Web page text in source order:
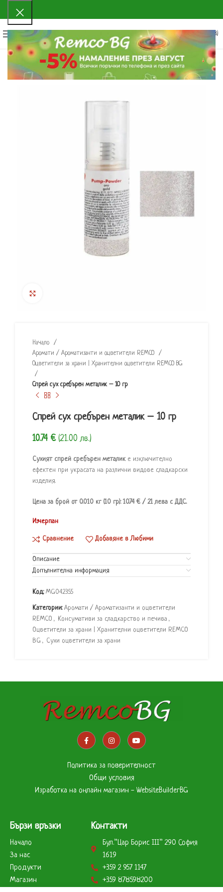
МЕНЮ
0
0.00€ (0.00 ЛВ.)
Начало
Аромати / Ароматизанти и оцветители REMCO
Оцветители за храни | Хранителни оцветители REMCO BG
Спрей сух сребърен металик – 10 гр
Спрей сух сребърен металик – 10 гр
10.74 € (21.00 лв.)
Сухият спрей сребърен металике изключително
ефектен при украсата на различни видове сладкарски
изделия.
Цена за брой от 0.010 кг (10 гр): 10.74 € / 21 лева с ДДС.
Изчерпан
Сравнение Добавяне в Любими
Описание
Допълнителна информация
Код: MG042355
Категории: Аромати / Ароматизанти и оцветители
REMCO , Консумативи за сладкарство и печива ,
Оцветители за храни | Хранителни оцветители REMCO
BG , Сухи оцветители за храни
Политика за поверителност
Общи условия
Изработка на онлайн магазин - WebsiteBuilderBG
Бързи връзки
Начало
За нас
Продукти
Магазин
Контакти
Бул.”Цар Борис ІІІ” 290 София
1619
+359 2 957 1147
+359 878598200